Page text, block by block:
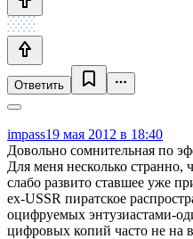
Ответить
impass19 мая 2012 в 18:40
Довольно сомнительная по
Для меня несколько странно,
слабо развито ставшее уже
ex-USSR пиратское
оцифруемых энтузиастами-
цифровых копий часто не на